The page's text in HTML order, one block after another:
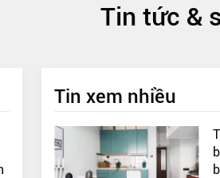
Tin tức &
Tin xem nhiều